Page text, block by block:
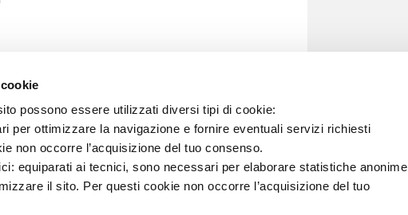
possono essere utilizzati diversi tipi di cookie:
per ottimizzare la navigazione e fornire eventuali servizi richiesti
non occorre l’acquisizione del tuo consenso.
equiparati ai tecnici, sono necessari per elaborare statistiche anonime
il sito. Per questi cookie non occorre l’acquisizione del tuo
E REG. IMPR. BO 00286900378 R.E.A. BO 5545